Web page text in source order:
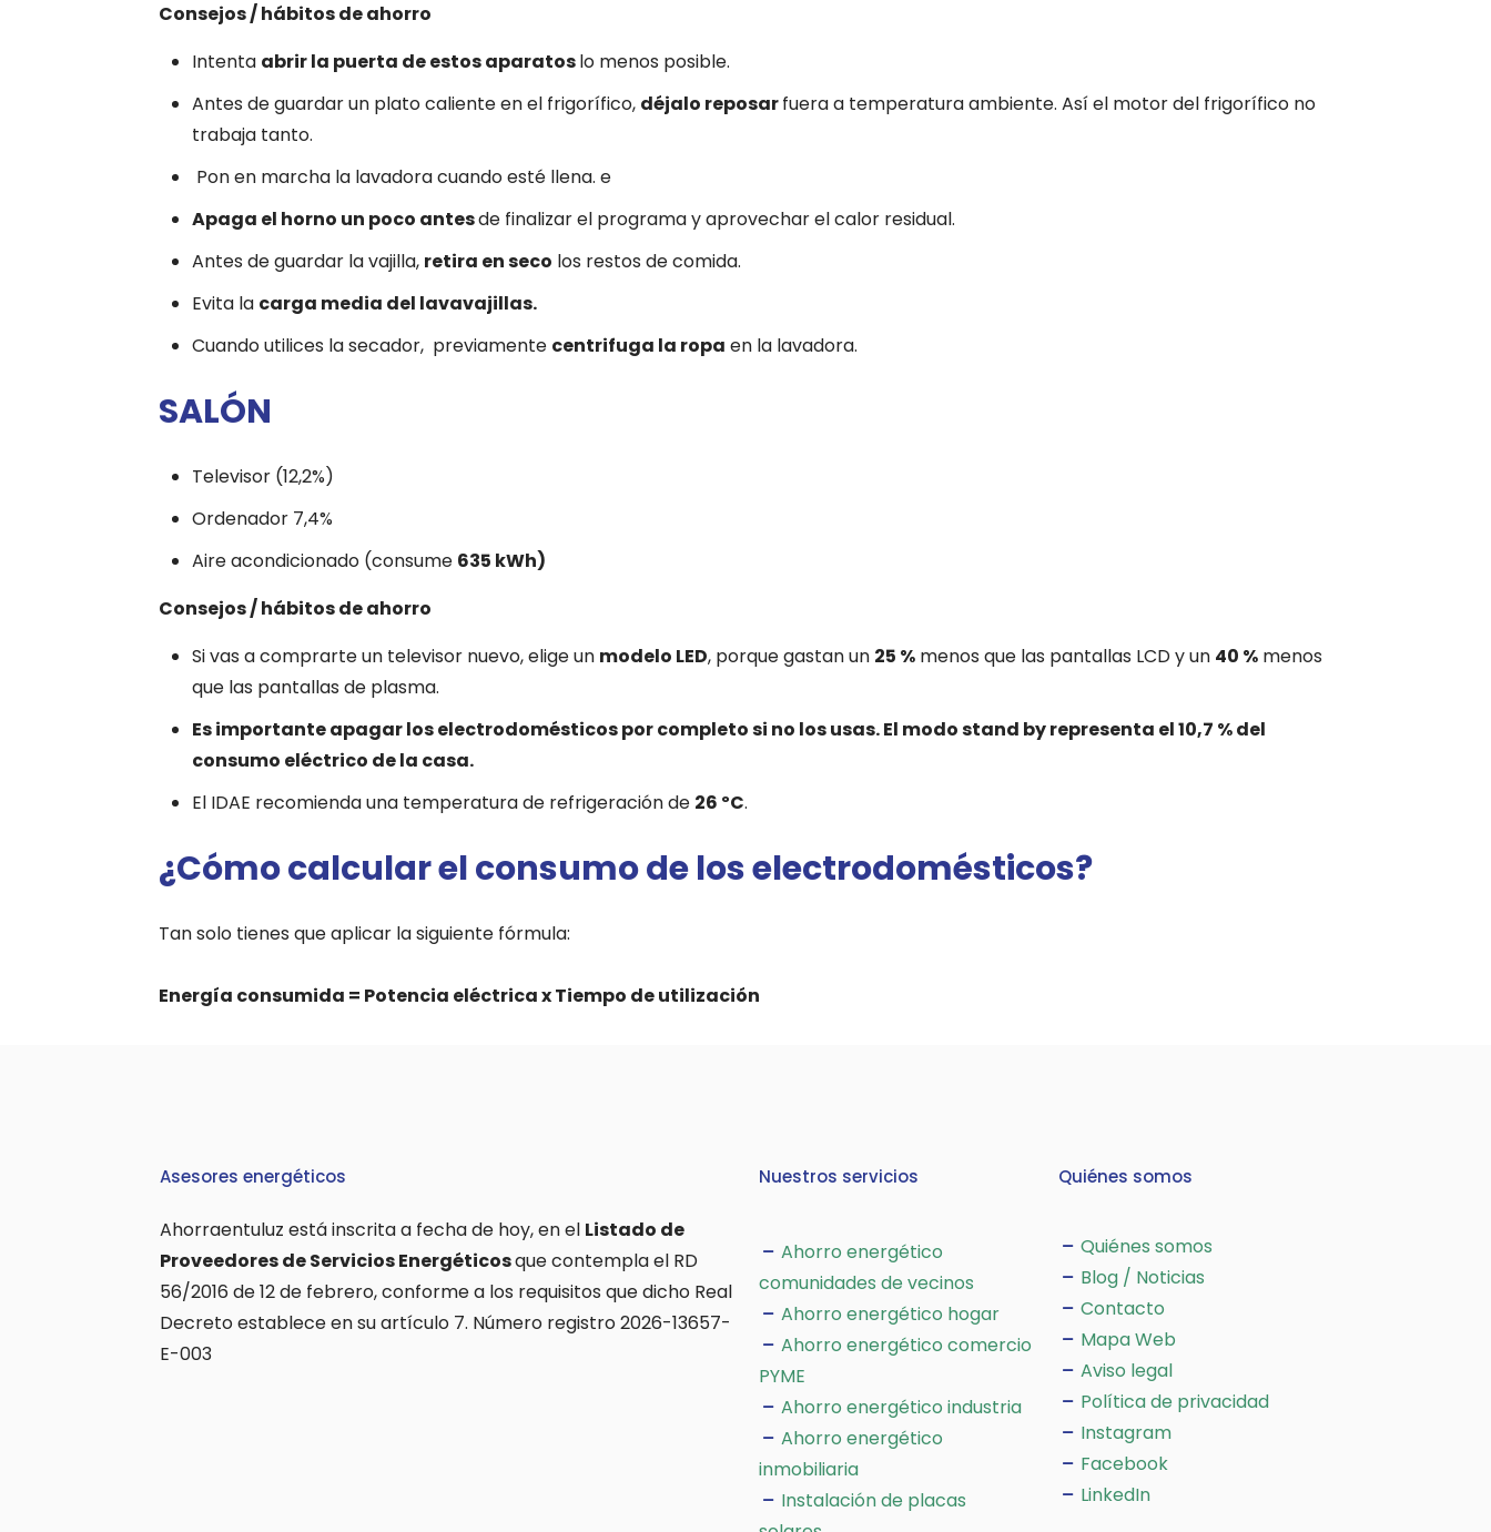
Consejos / hábitos de ahorro
Intenta abrir la puerta de estos aparatoslo menos posible.
Antes de guardar un plato caliente en el frigorífico, déjalo reposarfuera a temperatura ambiente. Así el motor del frigorífico no
trabaja tanto.
Pon en marcha la lavadora cuando esté llena. e
Apaga el horno un poco antesde finalizar el programa y aprovechar el calor residual.
Antes de guardar la vajilla, retira en seco los restos de comida.
Evita la carga media del lavavajillas.
Cuando utilices la secador, previamente centrifuga la ropa en la lavadora.
SALÓN
Televisor (12,2%)
Ordenador 7,4%
Aire acondicionado (consume 635 kWh)
Consejos / hábitos de ahorro
Si vas a comprarte un televisor nuevo, elige un modelo LED, porque gastan un 25 %menos que las pantallas LCD y un 40 %menos
que las pantallas de plasma.
Es importante apagar los electrodomésticos por completo si no los usas. El modostand byrepresenta el 10,7 % del
consumo eléctrico de la casa.
El IDAE recomienda una temperatura de refrigeración de 26 ºC.
¿Cómo calcular el consumo de los electrodomésticos?
Tan solo tienes que aplicar la siguiente fórmula:
Energía consumida = Potencia eléctrica x Tiempo de utilización
Asesores energéticos
Ahorraentuluz está inscrita a fecha de hoy, en el Listado de
Proveedores de Servicios Energéticosque contempla el RD
56/2016 de 12 de febrero, conforme a los requisitos que dicho Real
Decreto establece en su artículo 7. Número registro 2026-13657-
E-003
Nuestros servicios
Ahorro energético
comunidades de vecinos
Ahorro energético hogar
Ahorro energético comercio
PYME
Ahorro energético industria
Ahorro energético
inmobiliaria
Instalación de placas
Quiénes somos
Quiénes somos
Blog / Noticias
Contacto
Mapa Web
Aviso legal
Política de privacidad
Instagram
Facebook
LinkedIn